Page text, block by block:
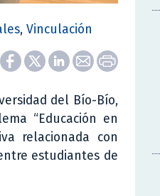
, Vinculación
del Bío-Bío,
“Educación en
relacionada con
estudiantes de